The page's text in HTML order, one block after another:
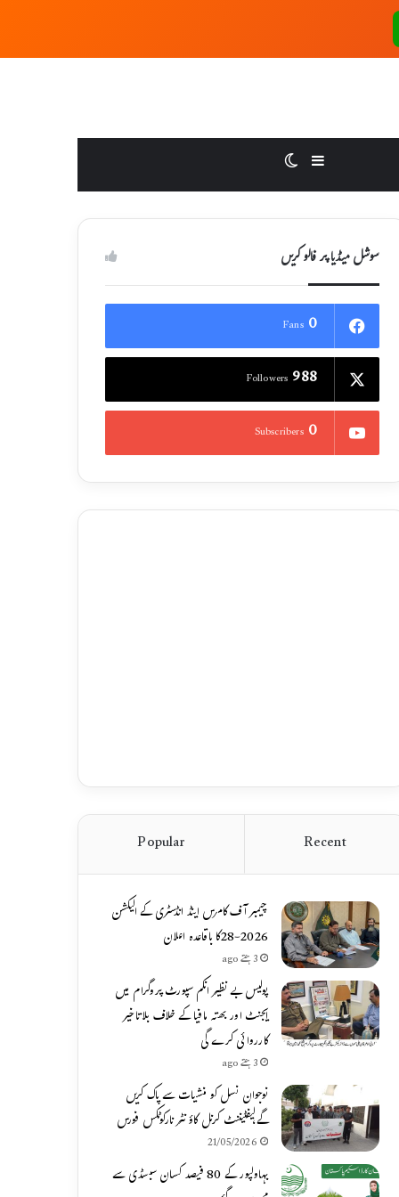
Sidebar
سوشل میڈیا پر فالو کریں
0
Fans
988
Followers
0
Subscribers
Recent
Popular
چیمبر آف کامرس اینڈ انڈسٹری کے الیکشن
2026-28کا باقاعدہ اعلان
3 ہفتے ago
پولیس بے نظیر انکم سپورٹ پروگرام میں
ایجنٹ اور بھتہ مافیا کے خلاف بلاتاخیر
کارروائی کرے گی
3 ہفتے ago
نوجوان نسل کو منشیات سے پاک کریں
گے،لیفٹیننٹ کرنل کاؤنٹر نارکوٹکس فورس
21/05/2026
بہاولپور کے 80 فیصد کسان سبسڈی سے